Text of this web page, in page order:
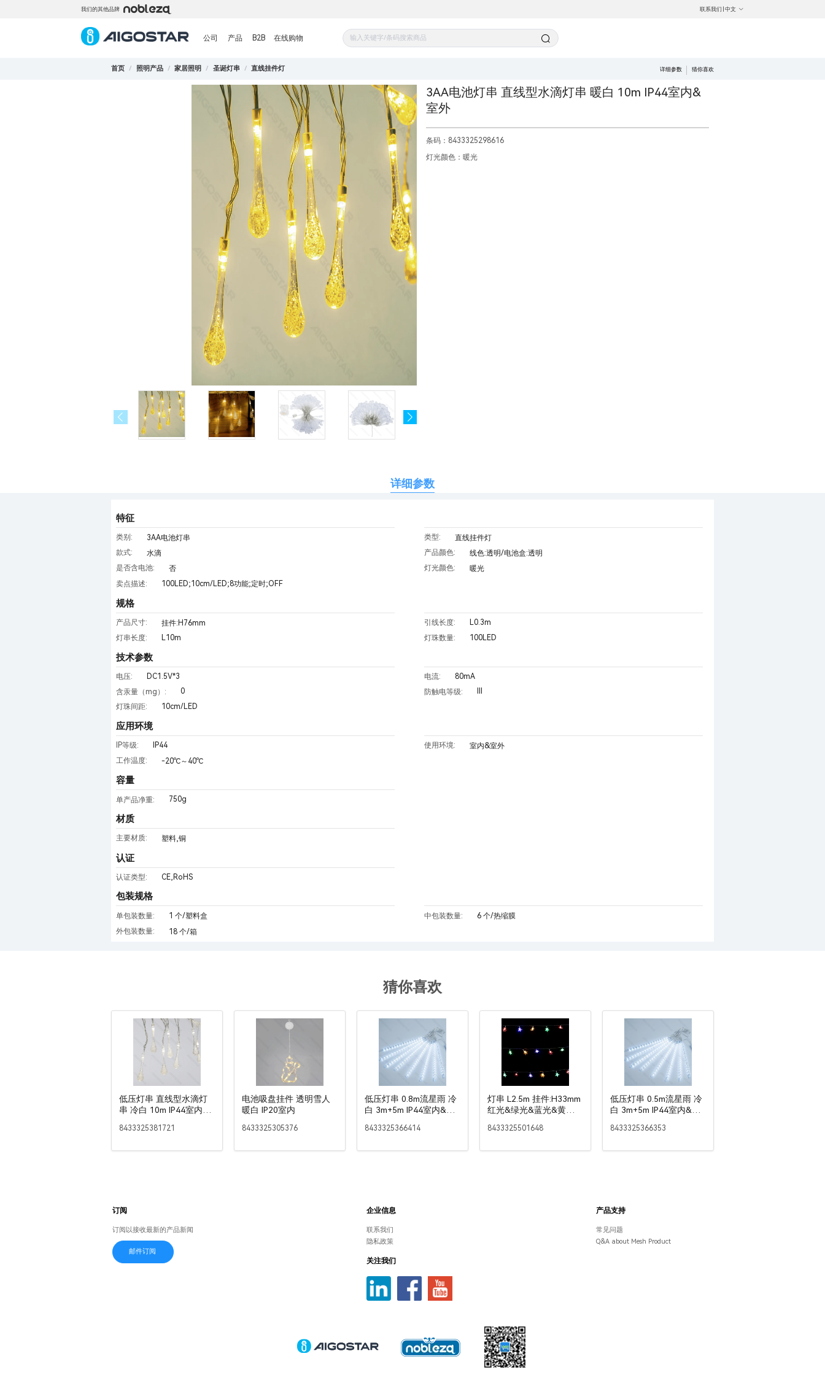
我们的其他品牌 联系我们 |中文
公司 产品 B2B 在线购物
首页 / 照明产品 / 家居照明 / 圣诞灯串 / 直线挂件灯 详细参数 猜你喜欢
3AA电池灯串 直线型水滴灯串 暖白 10m IP44室内&
室外
条码：8433325298616
灯光颜色：暖光
详细参数
特征
类别: 3AA电池灯串 类型:
直线挂件灯
款式:
水滴 产品颜色:
线色:透明/电池盒:透明
是否含电池:
否 灯光颜色:
暖光
卖点描述:
100LED;10cm/LED;8功能;定时;OFF
规格
产品尺寸: 挂件:H76mm 引线长度:
L0.3m
灯串长度:
L10m 灯珠数量: 100LED
技术参数
电压: DC1.5V*3 电流:
80mA
含汞量（mg）:
0 防触电等级:
灯珠间距:
10cm/LED
应用环境
IP等级: IP44 使用环境:
室内&室外
工作温度:
-20℃～40℃
容量
单产品净重: 750g
材质
主要材质: 塑料,铜
认证
认证类型: CE,RoHS
包装规格
单包装数量: 1 个/塑料盒 中包装数量:
6 个/热缩膜
外包装数量:
18 个/箱
猜你喜欢
低压灯串 直线型水滴灯
串 冷白 10m IP44室内&
8433325381721
电池吸盘挂件 透明雪人
暖白 IP20室内
8433325305376
低压灯串 0.8m流星雨 冷
白 3m+5m IP44室内&室
8433325366414
灯串 L2.5m 挂件:H33mm
红光&绿光&蓝光&黄光
8433325501648
低压灯串 0.5m流星雨 冷
白 3m+5m IP44室内&室
8433325366353
订阅
订阅以接收最新的产品新闻
邮件订阅
企业信息
联系我们
隐私政策
关注我们
产品支持
常见问题
Q&A about Mesh Product